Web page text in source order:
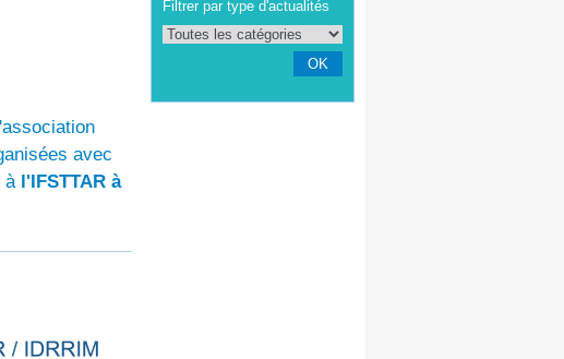
avec
à l'IFSTTAR à
Filtrer par type d'actualités
OK